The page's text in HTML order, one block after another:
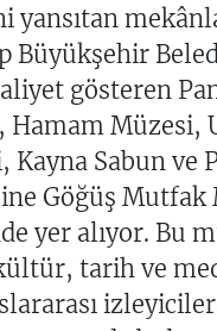
yansıtan
Büyükşehir
gösteren
Hamam Müzesi,
Kayna Sabun ve
Göğüş Mutfak
yer alıyor. Bu
tarih ve